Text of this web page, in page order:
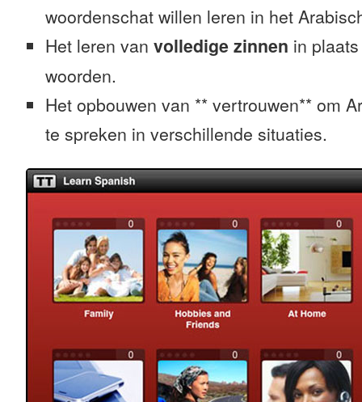
woordenschat willen leren in het
Het leren van volledige zinnen in
woorden.
Het opbouwen van ** vertrouwen** om
te spreken in verschillende situaties.